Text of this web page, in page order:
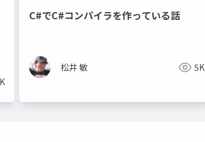
C#でC#コンパイラを作っている話
松井 敏 5K